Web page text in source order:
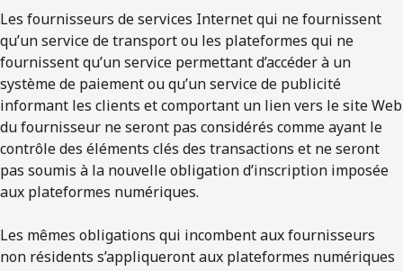
Les fournisseurs de services Internet qui ne fournissent
qu’un service de transport ou les plateformes qui ne
fournissent qu’un service permettant d’accéder à un
système de paiement ou qu’un service de publicité
informant les clients et comportant un lien vers le site Web
du fournisseur ne seront pas considérés comme ayant le
contrôle des éléments clés des transactions et ne seront
pas soumis à la nouvelle obligation d’inscription imposée
aux plateformes numériques.
Les mêmes obligations qui incombent aux fournisseurs
non résidents s’appliqueront aux plateformes numériques